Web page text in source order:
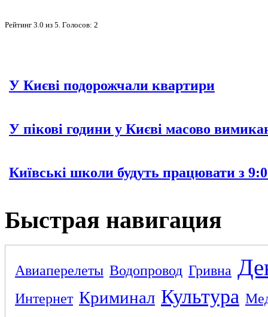
Рейтинг 3.0 из 5 . Голосов: 2
У Києві подорожчали квартири
У пікові години у Києві масово
Київські школи будуть працювати з
Быстрая навигация
Авиаперелеты Водопровод Гривна
Интернет Криминал Культура